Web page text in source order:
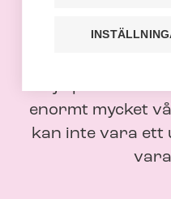
våld eller hot om
hjälper andra
enormt mycket
kan inte vara ett